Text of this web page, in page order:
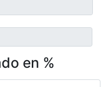
en %